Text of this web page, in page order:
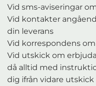
Vid sms-aviseringar
Vid kontakter
din leverans
Vid korrespondens
Vid utskick om
då alltid med
dig ifrån vidare utskick